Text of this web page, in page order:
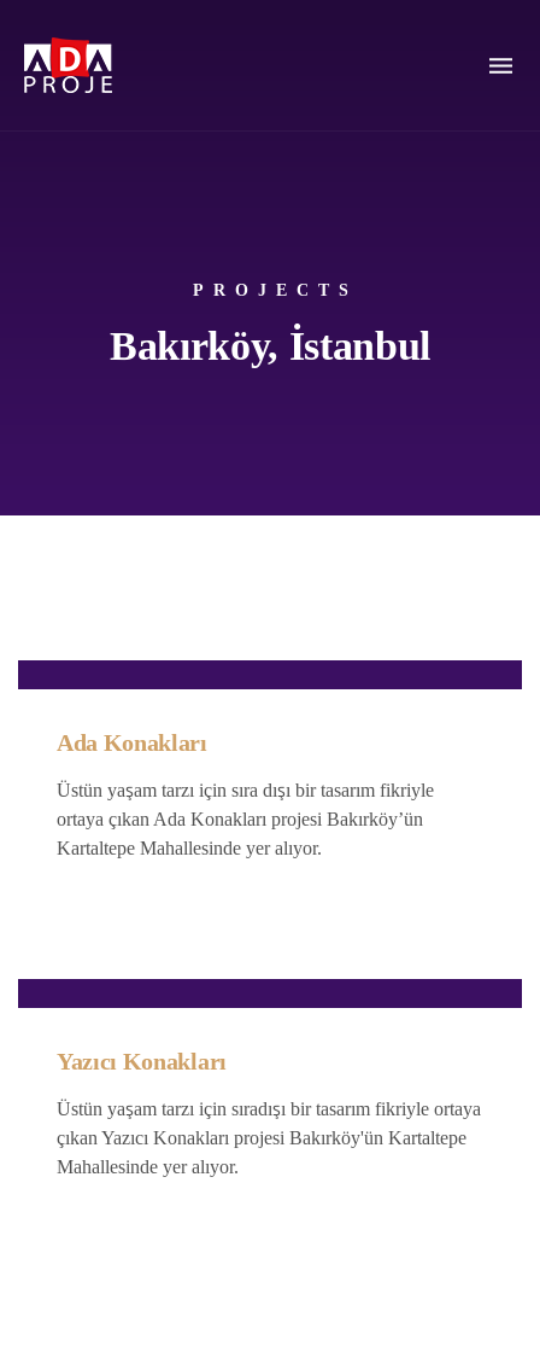
PROJECTS
Bakırköy, İstanbul
Ada Konakları
Üstün yaşam tarzı için sıra dışı bir tasarım fikriyle
ortaya çıkan Ada Konakları projesi Bakırköy’ün
Kartaltepe Mahallesinde yer alıyor.
Yazıcı Konakları
Üstün yaşam tarzı için sıradışı bir tasarım fikriyle ortaya
çıkan Yazıcı Konakları projesi Bakırköy'ün Kartaltepe
Mahallesinde yer alıyor.